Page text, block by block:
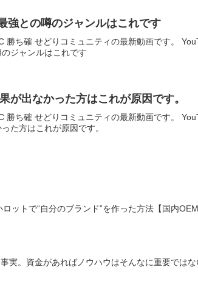
強との噂のジャンルはこれです
勝ち確 せどりコミュニティの最新動画です。
ジャンルはこれです
が出なかった方はこれが原因です。
勝ち確 せどりコミュニティの最新動画です。
た方はこれが原因です。
ットで“自分のブランド”を作った方法【国内
実。資金があればノウハウはそんなに重要ではな